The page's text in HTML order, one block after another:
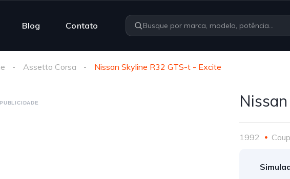
Blog Contato
Assetto Corsa Nissan Skyline R32 GTS-t - Excite
PUBLICIDADE
1992